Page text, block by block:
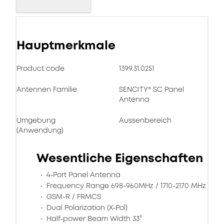
Hauptmerkmale
Product code 1399.31.0251
Antennen Familie
SENCITY® SC Panel
Antenna
Umgebung
(Anwendung)
Aussenbereich
Wesentliche Eigenschaften
4-Port Panel Antenna
Frequency Range 698-960MHz / 1710-2170 MHz
GSM-R / FRMCS
Dual Polarization (X-Pol)
Half-power Beam Width 33°